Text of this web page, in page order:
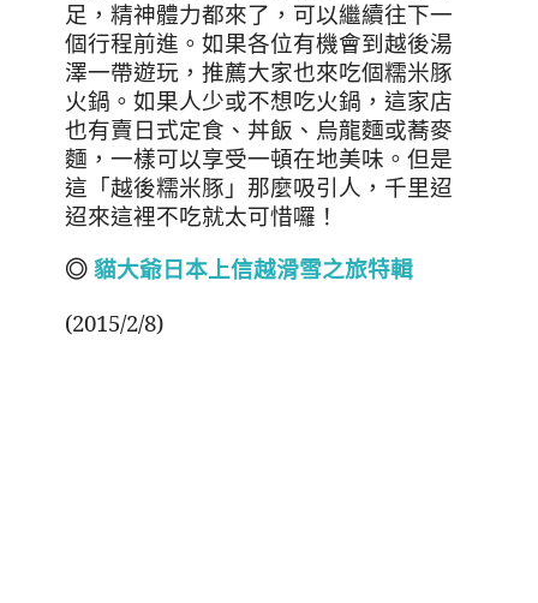
足，精神體力都來了，可以繼續往下一
個行程前進。如果各位有機會到越後湯
澤一帶遊玩，推薦大家也來吃個糯米豚
火鍋。如果人少或不想吃火鍋，這家店
也有賣日式定食、丼飯、烏龍麵或蕎麥
麵，一樣可以享受一頓在地美味。但是
這 「越後糯米豚」 那麼吸引人，千里迢
迢來這裡不吃就太可惜囉！
◎ 貓大爺日本上信越滑雪之旅特輯
(2015/2/8)